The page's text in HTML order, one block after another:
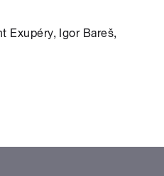
Exupéry, Igor Bareš,